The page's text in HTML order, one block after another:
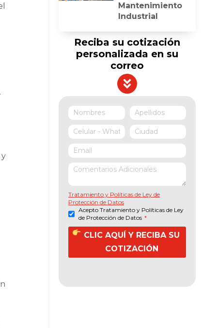
y
Mantenimiento
Industrial
Reciba su cotización
personalizada en su
correo
Tratamiento y Políticas de Ley de
Protección de Datos
Acepto Tratamiento y Políticas de Ley
de Protección de Datos *
CLIC AQUÍ Y RECIBA SU
COTIZACIÓN